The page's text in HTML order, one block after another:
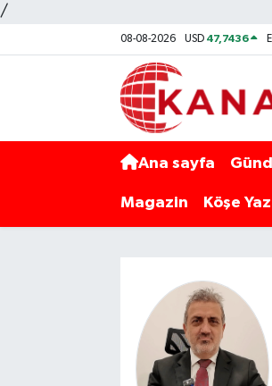
/
08-08-2026 USD 47,7436
Ana sayfa
Magazin Köşe